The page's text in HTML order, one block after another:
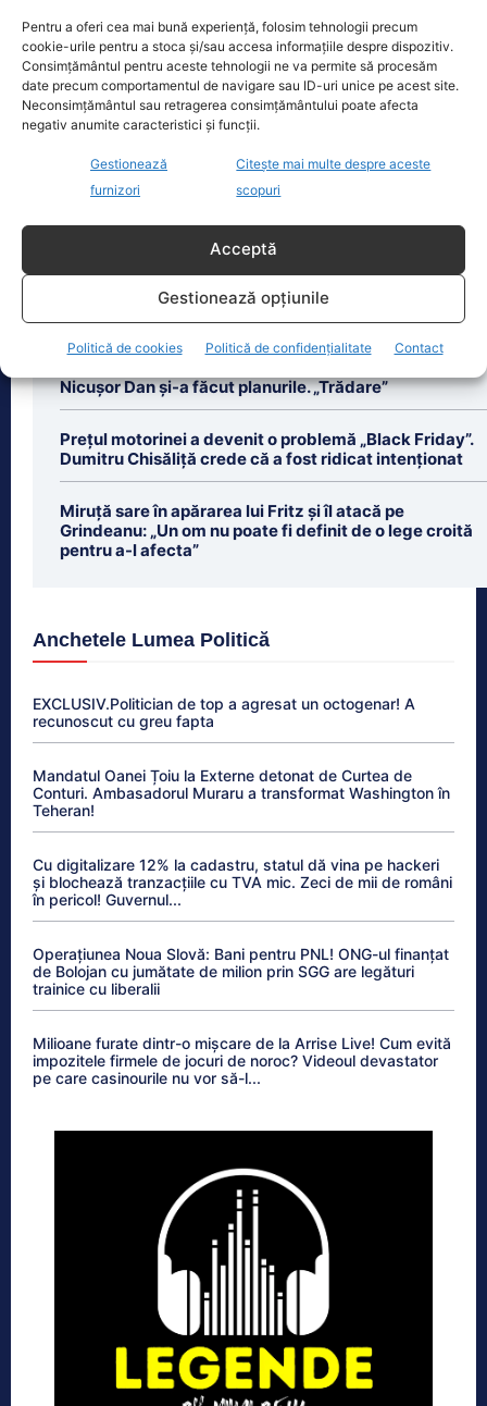
Pentru a oferi cea mai bună experiență, folosim tehnologii precum
cookie-urile pentru a stoca și/sau accesa informațiile despre dispozitiv.
Consimțământul pentru aceste tehnologii ne va permite să procesăm
date precum comportamentul de navigare sau ID-uri unice pe acest site.
Neconsimțământul sau retragerea consimțământului poate afecta
negativ anumite caracteristici și funcții.
Gestionează
furnizori
Citește mai multe despre aceste
scopuri
Acceptă
Gestionează opțiunile
Politică de cookies Politică de confidențialitate Contact
Bonificație de 3% pentru firme în 2026: ANAF va acorda
automat…
Firmele care și-au plătit corect și la
timp taxele aferente anului fiscal 2025
vor putea beneficia de o bonificație de
Ultimele știri
Nicușor Dan și-a făcut planurile. „Trădare”
Prețul motorinei a devenit o problemă „Black Friday”.
Dumitru Chisăliță crede că a fost ridicat intenționat
Miruță sare în apărarea lui Fritz și îl atacă pe
Grindeanu: „Un om nu poate fi definit de o lege croită
pentru a-l afecta”
Anchetele Lumea Politică
EXCLUSIV.Politician de top a agresat un octogenar! A
recunoscut cu greu fapta
Mandatul Oanei Țoiu la Externe detonat de Curtea de
Conturi. Ambasadorul Muraru a transformat Washington în
Teheran!
Cu digitalizare 12% la cadastru, statul dă vina pe hackeri
și blochează tranzacțiile cu TVA mic. Zeci de mii de români
în pericol! Guvernul...
Operațiunea Noua Slovă: Bani pentru PNL! ONG-ul finanțat
de Bolojan cu jumătate de milion prin SGG are legături
trainice cu liberalii
Milioane furate dintr-o mișcare de la Arrise Live! Cum evită
impozitele firmele de jocuri de noroc? Videoul devastator
pe care casinourile nu vor să-l...